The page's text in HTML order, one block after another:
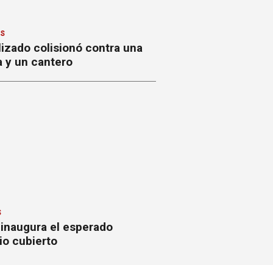
colisionó contra una
y un cantero
el esperado
cubierto